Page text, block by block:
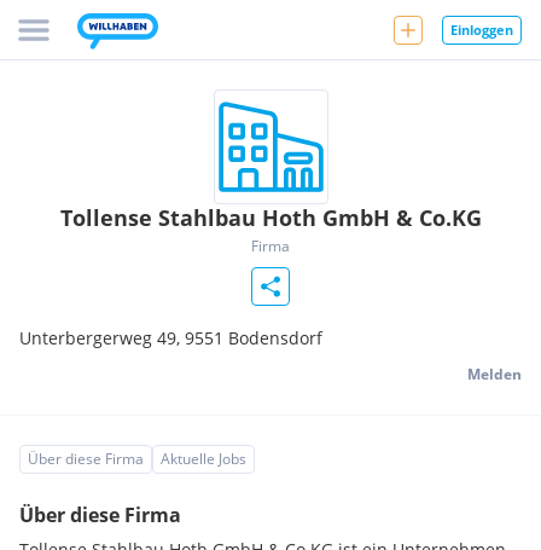
Einloggen
Tollense Stahlbau Hoth GmbH & Co.KG
Firma
Unterbergerweg 49, 9551 Bodensdorf
Melden
Über diese Firma Aktuelle Jobs
Über diese Firma